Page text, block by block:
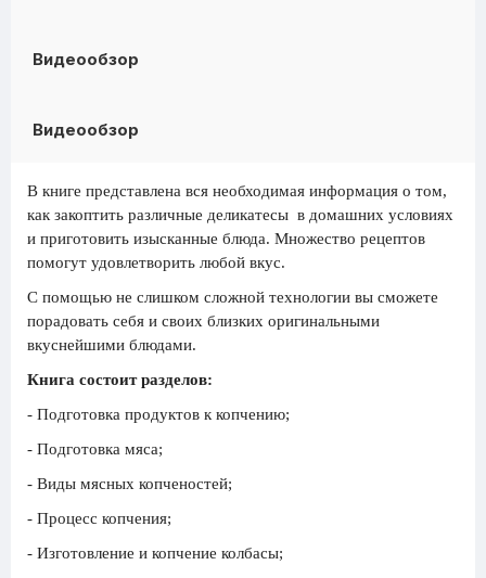
Видеообзор
Видеообзор
В книге представлена вся необходимая информация о том,
как закоптить различные деликатесы в домашних условиях
и приготовить изысканные блюда. Множество рецептов
помогут удовлетворить любой вкус.
С помощью не слишком сложной технологии вы сможете
порадовать себя и своих близких оригинальными
вкуснейшими блюдами.
Книга состоит разделов:
- Подготовка продуктов к копчению;
- Подготовка мяса;
- Виды мясных копченостей;
- Процесс копчения;
- Изготовление и копчение колбасы;